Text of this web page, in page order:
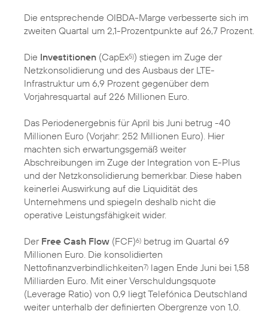
Die entsprechende OIBDA-Marge verbesserte sich im
zweiten Quartal um 2,1-Prozentpunkte auf 26,7 Prozent.
Die Investitionen (CapEx5)) stiegen im Zuge der
Netzkonsolidierung und des Ausbaus der LTE-
Infrastruktur um 6,9 Prozent gegenüber dem
Vorjahresquartal auf 226 Millionen Euro.
Das Periodenergebnis für April bis Juni betrug -40
Millionen Euro (Vorjahr: 252 Millionen Euro). Hier
machten sich erwartungsgemäß weiter
Abschreibungen im Zuge der Integration von E-Plus
und der Netzkonsolidierung bemerkbar. Diese haben
keinerlei Auswirkung auf die Liquidität des
Unternehmens und spiegeln deshalb nicht die
operative Leistungsfähigkeit wider.
Der Free Cash Flow (FCF)6) betrug im Quartal 69
Millionen Euro. Die konsolidierten
Nettofinanzverbindlichkeiten7) lagen Ende Juni bei 1,58
Milliarden Euro. Mit einer Verschuldungsquote
(Leverage Ratio) von 0,9 liegt Telefónica Deutschland
weiter unterhalb der definierten Obergrenze von 1,0.